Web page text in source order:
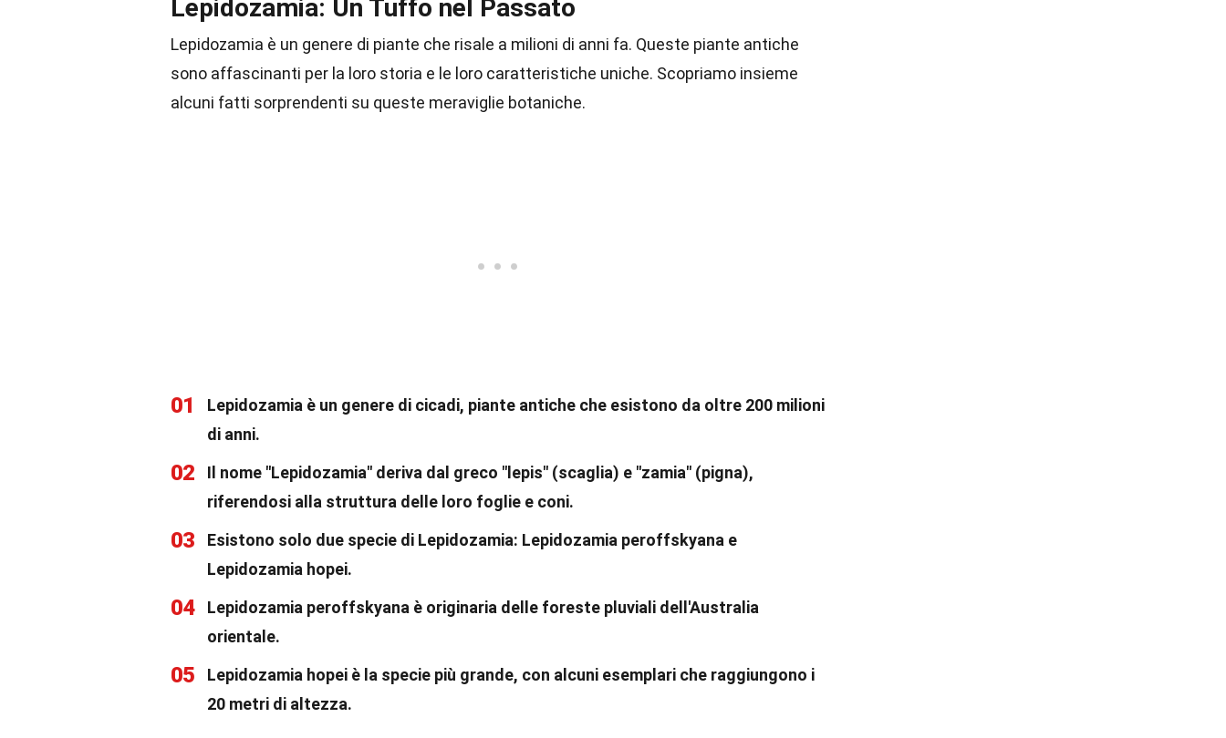
Lepidozamia: Un Tuffo nel Passato
Lepidozamia è un genere di piante che risale a milioni di anni fa. Queste piante antiche
sono affascinanti per la loro storia e le loro caratteristiche uniche. Scopriamo insieme
alcuni fatti sorprendenti su queste meraviglie botaniche.
01
Lepidozamia è un genere di cicadi, piante antiche che esistono da oltre 200 milioni
di anni.
02
Il nome "Lepidozamia" deriva dal greco "lepis" (scaglia) e "zamia" (pigna),
riferendosi alla struttura delle loro foglie e coni.
03
Esistono solo due specie di Lepidozamia: Lepidozamia peroffskyana e
Lepidozamia hopei.
04
Lepidozamia peroffskyana è originaria delle foreste pluviali dell'Australia
orientale.
05
Lepidozamia hopei è la specie più grande, con alcuni esemplari che raggiungono i
20 metri di altezza.